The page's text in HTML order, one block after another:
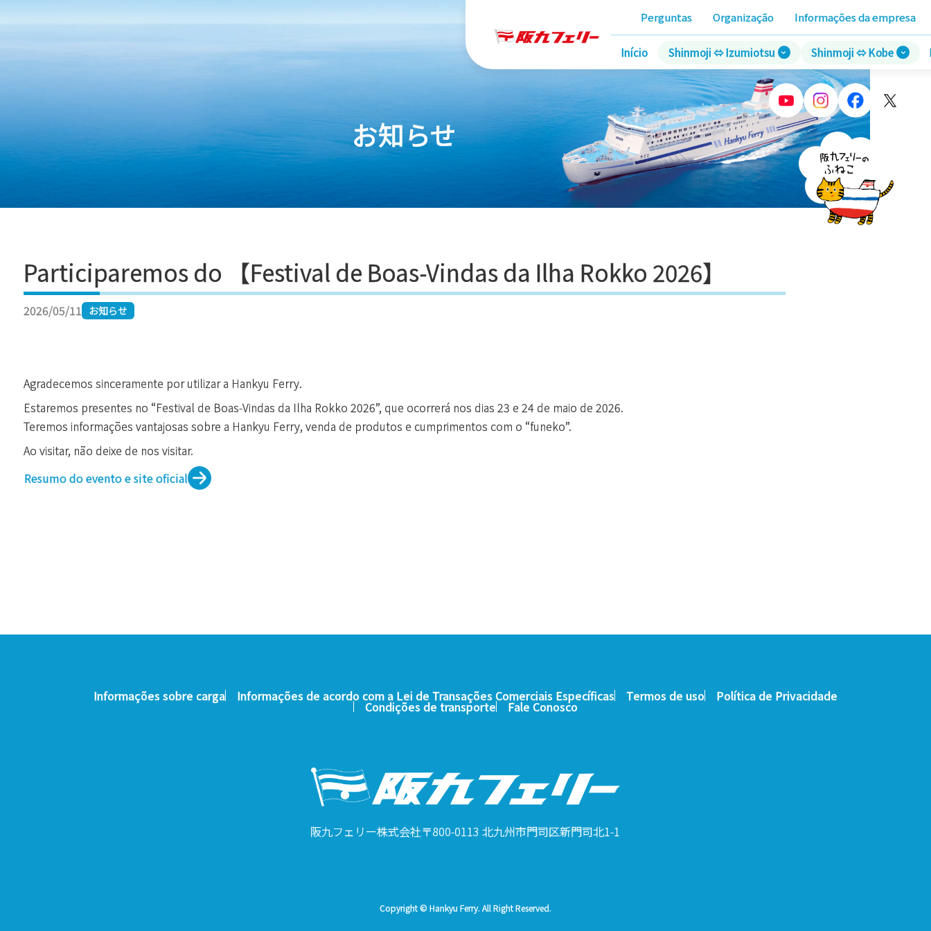
Perguntas Organização Informações da empresa
Início Shinmoji ⇔ Izumiotsu Shinmoji ⇔ Kobe
お知らせ
Participaremos do 【Festival de Boas-Vindas da Ilha Rokko 2026】
2026/05/11 お知らせ
Agradecemos sinceramente por utilizar a Hankyu Ferry.
Estaremos presentes no “Festival de Boas-Vindas da Ilha Rokko 2026”, que ocorrerá nos dias 23 e 24 de maio de 2026.
Teremos informações vantajosas sobre a Hankyu Ferry, venda de produtos e cumprimentos com o “funeko”.
Ao visitar, não deixe de nos visitar.
Resumo do evento e site oficial
Informações sobre carga Informações de acordo com a Lei de Transações Comerciais Específicas Termos de uso Política de Privacidade
Condições de transporte Fale Conosco
阪九フェリー株式会社〒800-0113 北九州市門司区新門司北1-1
Copyright © Hankyu Ferry. All Right Reserved.